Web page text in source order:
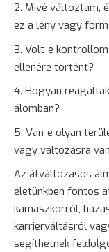
Mivé változtam,
ez a lény vagy
Volt-e
ellenére történt?
Hogyan
álomban?
Van-e olyan
vagy változásra
Az átváltozásos
életünkben fontos
kamaszkorról,
karrierváltásról
segíthetnek